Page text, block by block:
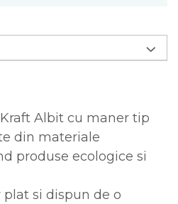
Albit cu maner tip
din materiale
produse ecologice si
si dispun de o